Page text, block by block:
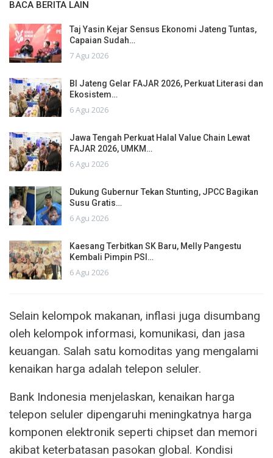
BACA BERITA LAIN
Taj Yasin Kejar Sensus Ekonomi Jateng Tuntas,
Capaian Sudah…
7 Agu 2026
BI Jateng Gelar FAJAR 2026, Perkuat Literasi dan
Ekosistem…
6 Agu 2026
Jawa Tengah Perkuat Halal Value Chain Lewat
FAJAR 2026, UMKM…
6 Agu 2026
Dukung Gubernur Tekan Stunting, JPCC Bagikan
Susu Gratis…
6 Agu 2026
Kaesang Terbitkan SK Baru, Melly Pangestu
Kembali Pimpin PSI…
6 Agu 2026
Selain kelompok makanan, inflasi juga disumbang
oleh kelompok informasi, komunikasi, dan jasa
keuangan. Salah satu komoditas yang mengalami
kenaikan harga adalah telepon seluler.
Bank Indonesia menjelaskan, kenaikan harga
telepon seluler dipengaruhi meningkatnya harga
komponen elektronik seperti chipset dan memori
akibat keterbatasan pasokan global. Kondisi